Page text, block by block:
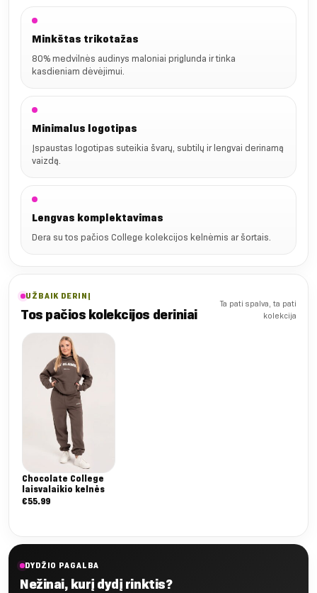
Minkštas trikotažas
80% medvilnės audinys maloniai priglunda ir tinka
kasdieniam dėvėjimui.
Minimalus logotipas
Įspaustas logotipas suteikia švarų, subtilų ir lengvai derinamą
vaizdą.
Lengvas komplektavimas
Dera su tos pačios College kolekcijos kelnėmis ar šortais.
UŽBAIK DERINĮ
Tos pačios kolekcijos deriniai
Ta pati spalva, ta pati
kolekcija
Chocolate College
laisvalaikio kelnės
€55.99
DYDŽIO PAGALBA
Nežinai, kurį dydį rinktis?